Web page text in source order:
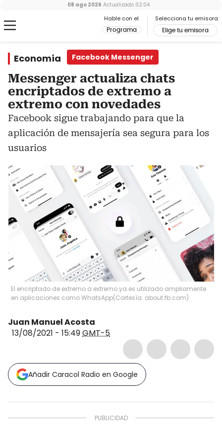
Hable con el
Programa
Selecciona tu emisora
Elige tu emisora
08 ago 2026 Actualizado 02:04
Economía Facebook Messenger
Messenger actualiza chats
encriptados de extremo a
extremo con novedades
Facebook sigue trabajando para que la
aplicación de mensajería sea segura para los
usuarios
El encriptado de extremo a extremo ya es utilizado ampliamente
en aplicaciones como WhatsApp(Cortesía: about.fb.com)
Juan Manuel Acosta
13/08/2021 - 15:49GMT-5
Añadir Caracol Radio en Google